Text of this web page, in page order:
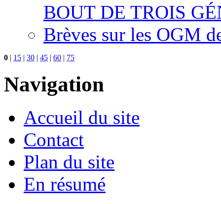
BOUT DE TROIS
Brèves sur les OGM
0 | 15 | 30 | 45 | 60 | 75
Navigation
Accueil du site
Contact
Plan du site
En résumé